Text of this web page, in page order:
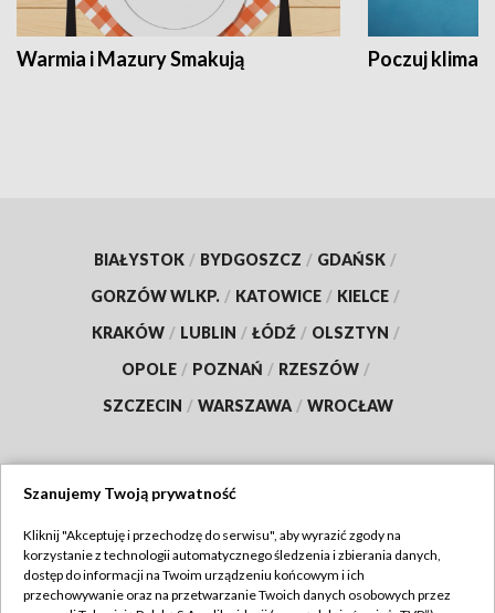
Warmia i Mazury Smakują Poczuj klimat
BIAŁYSTOK / BYDGOSZCZ / GDAŃSK /
GORZÓW WLKP. / KATOWICE / KIELCE /
KRAKÓW / LUBLIN / ŁÓDŹ / OLSZTYN /
OPOLE / POZNAŃ / RZESZÓW /
SZCZECIN / WARSZAWA / WROCŁAW
TVP
Abonament TVP
Regulamin TVP
Szanujemy Twoją prywatność
Kliknij "Akceptuję i przechodzę do serwisu", aby wyrazić zgody na
korzystanie z technologii automatycznego śledzenia i zbierania danych,
dostęp do informacji na Twoim urządzeniu końcowym i ich
przechowywanie oraz na przetwarzanie Twoich danych osobowych przez